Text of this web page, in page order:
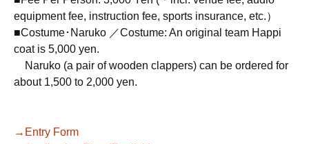
equipment fee, instruction fee, sports insurance, etc.）
■Costume･Naruko ／Costume: An original team Happi
coat is 5,000 yen.
Naruko (a pair of wooden clappers) can be ordered for
about 1,500 to 2,000 yen.
→Entry Form